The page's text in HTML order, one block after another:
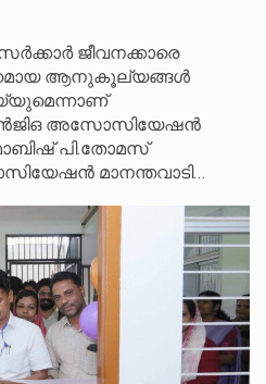
ജീവനക്കാരെ
ആനുകൂല്യങ്ങൾ
അസോസിയേഷൻ
പി.തോമസ്
മാനന്തവാടി…